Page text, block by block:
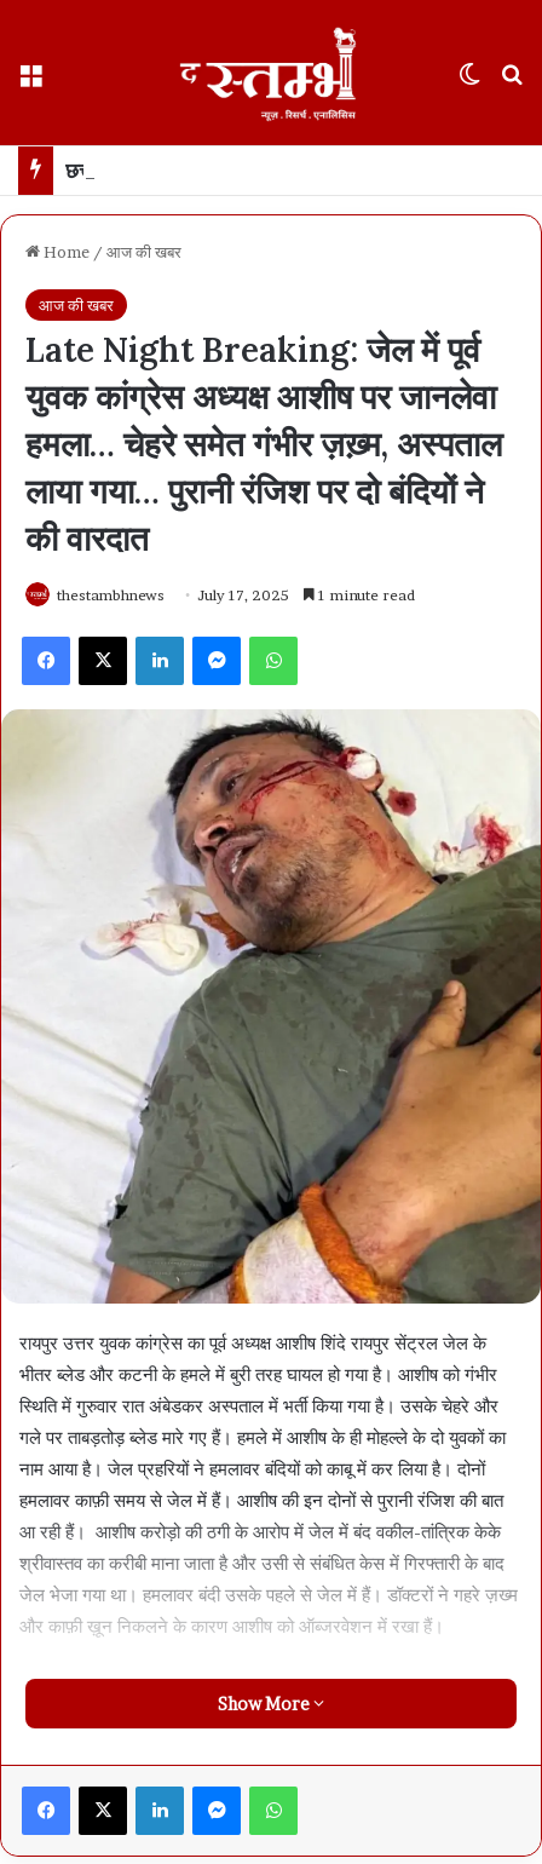
Home / आज की खबर
आज की खबर
Late Night Breaking: जेल में पूर्व
युवक कांग्रेस अध्यक्ष आशीष पर जानलेवा
हमला… चेहरे समेत गंभीर ज़ख़्म, अस्पताल
लाया गया… पुरानी रंजिश पर दो बंदियों ने
की वारदात
thestambhnews July 17, 2025 1 minute read
Facebook X LinkedIn
रायपुर उत्तर युवक कांग्रेस का पूर्व अध्यक्ष आशीष शिंदे रायपुर सेंट्रल जेल के
भीतर ब्लेड और कटनी के हमले में बुरी तरह घायल हो गया है। आशीष को गंभीर
स्थिति में गुरुवार रात अंबेडकर अस्पताल में भर्ती किया गया है। उसके चेहरे और
गले पर ताबड़तोड़ ब्लेड मारे गए हैं। हमले में आशीष के ही मोहल्ले के दो युवकों का
नाम आया है। जेल प्रहरियों ने हमलावर बंदियों को काबू में कर लिया है। दोनों
हमलावर काफ़ी समय से जेल में हैं। आशीष की इन दोनों से पुरानी रंजिश की बात
आ रही हैं। आशीष करोड़ो की ठगी के आरोप में जेल में बंद वकील-तांत्रिक केके
श्रीवास्तव का करीबी माना जाता है और उसी से संबंधित केस में गिरफ्तारी के बाद
जेल भेजा गया था। हमलावर बंदी उसके पहले से जेल में हैं। डॉक्टरों ने गहरे ज़ख्म
और काफ़ी ख़ून निकलने के कारण आशीष को ऑब्जरवेशन में रखा हैं।
Show More
Facebook X LinkedIn